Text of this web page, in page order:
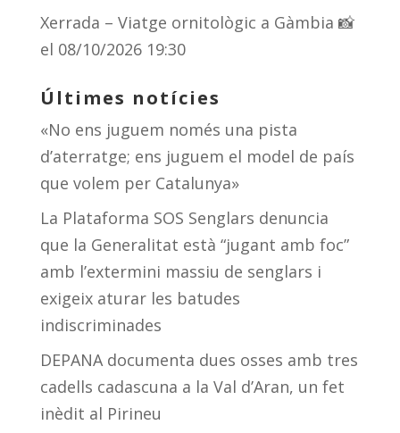
Xerrada – Viatge ornitològic a Gàmbia 📸
el 08/10/2026 19:30
Últimes notícies
«No ens juguem només una pista
d’aterratge; ens juguem el model de país
que volem per Catalunya»
La Plataforma SOS Senglars denuncia
que la Generalitat està “jugant amb foc”
amb l’extermini massiu de senglars i
exigeix aturar les batudes
indiscriminades
DEPANA documenta dues osses amb tres
cadells cadascuna a la Val d’Aran, un fet
inèdit al Pirineu